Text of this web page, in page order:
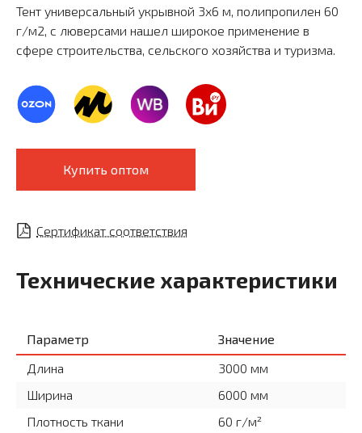
Тент универсальный укрывной 3x6 м, полипропилен 60
г/м2, с люверсами нашел широкое применение в
сфере строительства, сельского хозяйства и туризма.
Купить оптом
Сертификат соответствия
Технические характеристики
Параметр
Значение
Длина
3000 мм
Ширина
6000 мм
Плотность ткани
60 г/м²